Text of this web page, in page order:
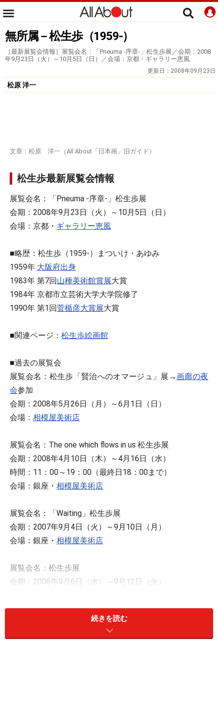
無所属－松生歩（1959-）
［最新展覧会情報］展覧会名：「Pneuma -序章-」松生歩展／会期：2008
年9月23日（火）～10月5日（日）／会場：京都・ギャラリー恵風
更新日： 2008年09月23日
松原 洋一
文章：松原 洋一（All About「日本画」旧ガイド）
松生歩最新展覧会情報
展覧会名：「Pneuma -序章-」松生歩展
会期：2008年9月23日（火）～10月5日（日）
会場：京都・ ギャラリー恵風
■略歴：松生歩（1959-）まついけ・あゆみ
1959年 大阪府出身
1983年 第7回山種美術館賞展大賞
1984年 京都市立芸術大学大学院修了
1990年 第1回菅楯彦大賞展大賞
■関連ページ： 松生歩絵画館
■過去の展覧会
展覧会名：松生歩「賢治へのオマージュ」展→画廊の夜
会参加
会期：2008年5月26日（月）～6月1日（日）
会場： 相模屋美術店
展覧会名：The one which flows in us 松生歩展
会期：2008年4月10日（木）～4月16日（水）
時間：11：00～19：00（最終日18：00まで）
会場：銀座・ 相模屋美術店
展覧会名：「Waiting」松生歩展
会期：2007年9月4日（火）～9月10日（月）
会場：銀座・ 相模屋美術店
展覧会名：松生歩展
会期：2006年9月6日（水）～9月12日（火）
会期：2003年4月9日～15日
続きを読む